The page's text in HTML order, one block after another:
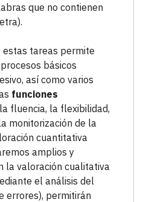
que no contienen
estas tareas permite
básicos
así como varios
funciones
fluencia, la flexibilidad,
monitorización de la
cuantitativa
amplios y
la valoración cualitativa
el análisis del
errores), permitirán